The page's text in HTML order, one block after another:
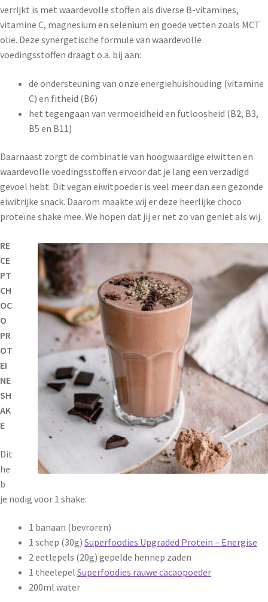
verrijkt is met waardevolle stoffen als diverse B-vitamines,
vitamine C, magnesium en selenium en goede vetten zoals MCT
olie. Deze synergetische formule van waardevolle
voedingsstoffen draagt o.a. bij aan:
de ondersteuning van onze energiehuishouding (vitamine
C) en fitheid (B6)
het tegengaan van vermoeidheid en futloosheid (B2, B3,
B5 en B11)
Daarnaast zorgt de combinatie van hoogwaardige eiwitten en
waardevolle voedingsstoffen ervoor dat je lang een verzadigd
gevoel hebt. Dit vegan eiwitpoeder is veel meer dan een gezonde
eiwitrijke snack. Daarom maakte wij er deze heerlijke choco
proteïne shake mee. We hopen dat jij er net zo van geniet als wij.
RE
CE
PT
CH
OC
O
PR
OT
EI
NE
SH
AK
E
Dit
he
b
je nodig voor 1 shake:
1 banaan (bevroren)
1 schep (30g) Superfoodies Upgraded Protein – Energise
2 eetlepels (20g) gepelde hennep zaden
1 theelepel Superfoodies rauwe cacaopoeder
200ml water